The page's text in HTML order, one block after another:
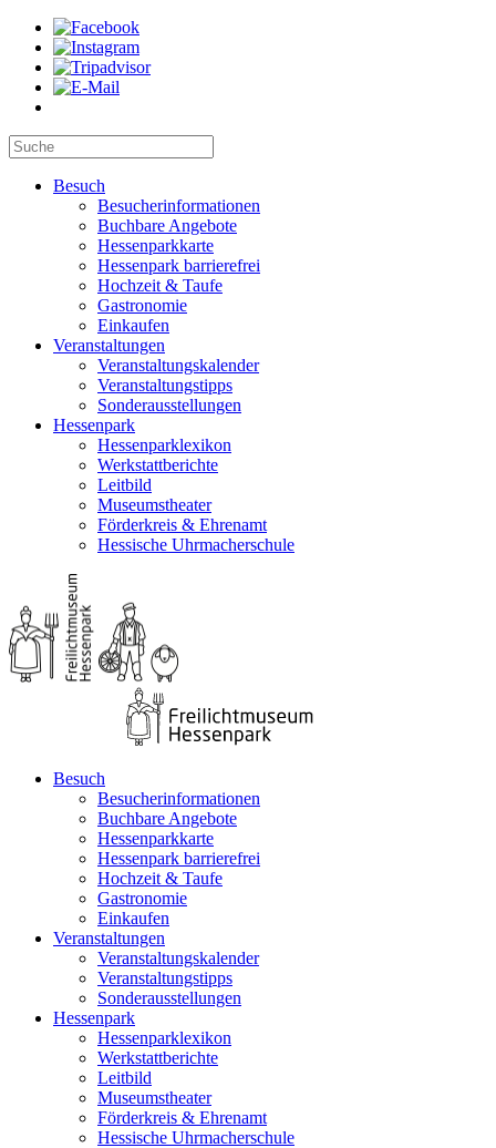
Besuch
Besucherinformationen
Buchbare Angebote
Hessenparkkarte
Hessenpark barrierefrei
Hochzeit & Taufe
Gastronomie
Einkaufen
Veranstaltungen
Veranstaltungskalender
Veranstaltungstipps
Sonderausstellungen
Hessenpark
Hessenparklexikon
Werkstattberichte
Leitbild
Museumstheater
Förderkreis & Ehrenamt
Hessische Uhrmacherschule
Besuch
Besucherinformationen
Buchbare Angebote
Hessenparkkarte
Hessenpark barrierefrei
Hochzeit & Taufe
Gastronomie
Einkaufen
Veranstaltungen
Veranstaltungskalender
Veranstaltungstipps
Sonderausstellungen
Hessenpark
Hessenparklexikon
Werkstattberichte
Leitbild
Museumstheater
Förderkreis & Ehrenamt
Hessische Uhrmacherschule